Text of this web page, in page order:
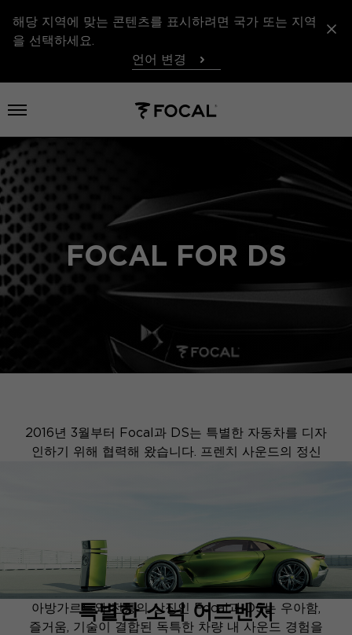
해당 지역에 맞는 콘텐츠를 표시하려면 국가 또는 지역
을 선택하세요.
언어 변경
메뉴 열기
FOCAL FOR DS
2016년 3월부터 Focal과 DS는 특별한 자동차를 디자
인하기 위해 협력해 왔습니다. 프렌치 사운드의 정신
특별한 소닉 어드벤처
아방가르드와 전통의 상징인 Focal과 DS는 우아함,
즐거움, 기술이 결합된 독특한 차량 내 사운드 경험을